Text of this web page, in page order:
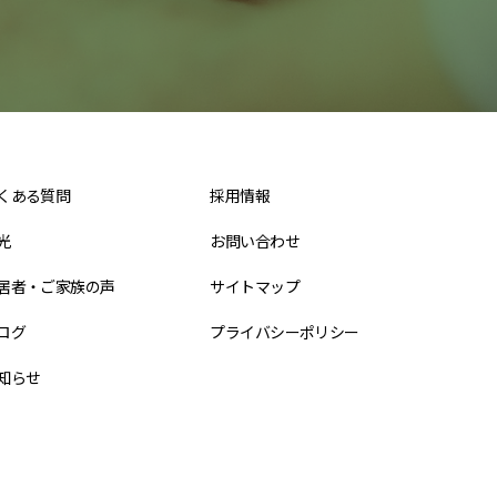
ある質問
者・ご家族の声
グ
らせ
採用情報
お問い合わせ
サイトマップ
プライバシーポリシー